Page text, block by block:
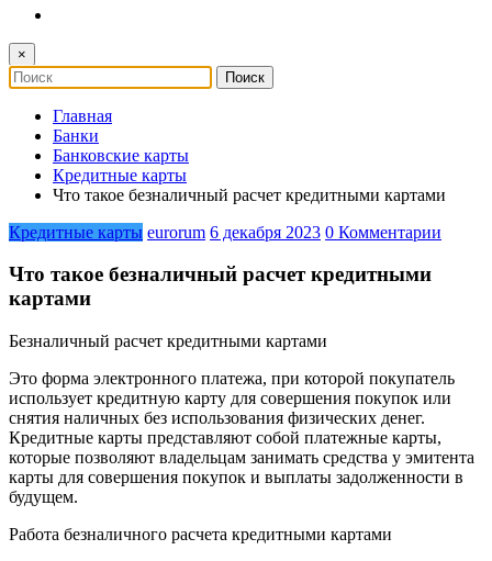
×
Главная
Банки
Банковские карты
Кредитные карты
Что такое безналичный расчет кредитными картами
Кредитные карты eurorum 6 декабря 2023 0 Комментарии
Что такое безналичный расчет кредитными
картами
Безналичный расчет кредитными картами
Это форма электронного платежа, при которой покупатель
использует кредитную карту для совершения покупок или
снятия наличных без использования физических денег.
Кредитные карты представляют собой платежные карты,
которые позволяют владельцам занимать средства у эмитента
карты для совершения покупок и выплаты задолженности в
будущем.
Работа безналичного расчета кредитными картами